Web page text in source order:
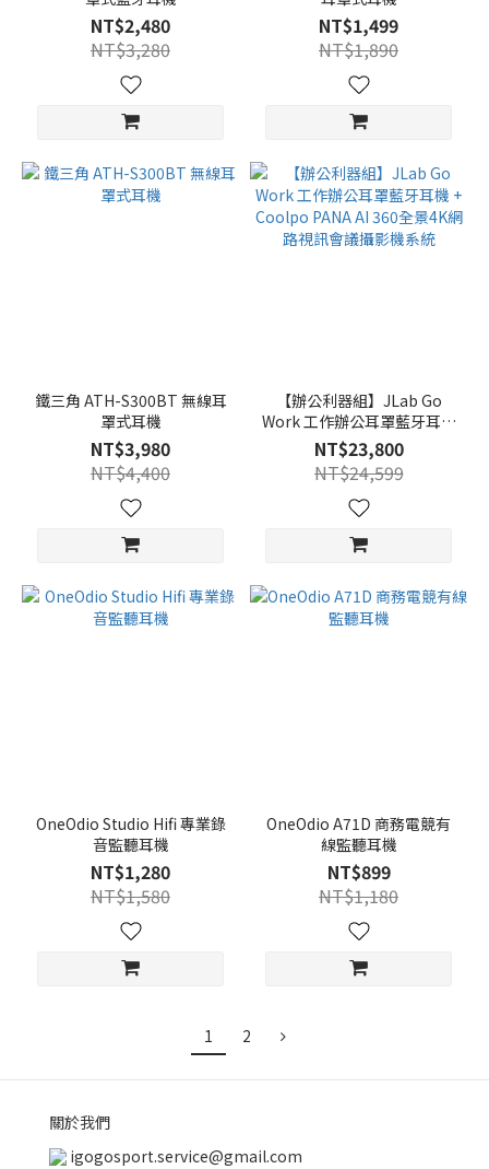
NT$2,480
NT$3,280
NT$1,499
NT$1,890
鐵三角 ATH-S300BT 無線耳
罩式耳機
NT$3,980
NT$4,400
【辦公利器組】JLab Go
Work 工作辦公耳罩藍牙耳機
+ Coolpo PANA AI 360全景
4K網路視訊會議攝影機系統
NT$23,800
NT$24,599
OneOdio Studio Hifi 專業錄
音監聽耳機
NT$1,280
NT$1,580
OneOdio A71D 商務電競有
線監聽耳機
NT$899
NT$1,180
1 2
關於我們
igogosport.service@gmail.com